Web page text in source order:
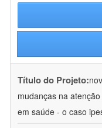
Título do Projeto:
mudanças na
em saúde - o caso